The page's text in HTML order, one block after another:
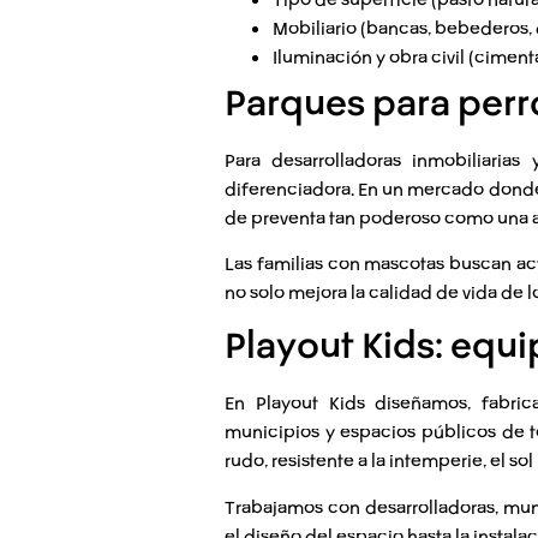
Mobiliario (bancas,
Iluminación y obra civil
Parques para
Para desarrolladoras
diferenciadora. En un mercado
de preventa tan poderoso como una
Las familias con mascotas buscan
no solo mejora la calidad de vida de
Playout Kids:
En Playout Kidsdiseñamos,
municipios y espacios públicos de
rudo, resistente a la intemperie, el
Trabajamos con desarrolladoras,